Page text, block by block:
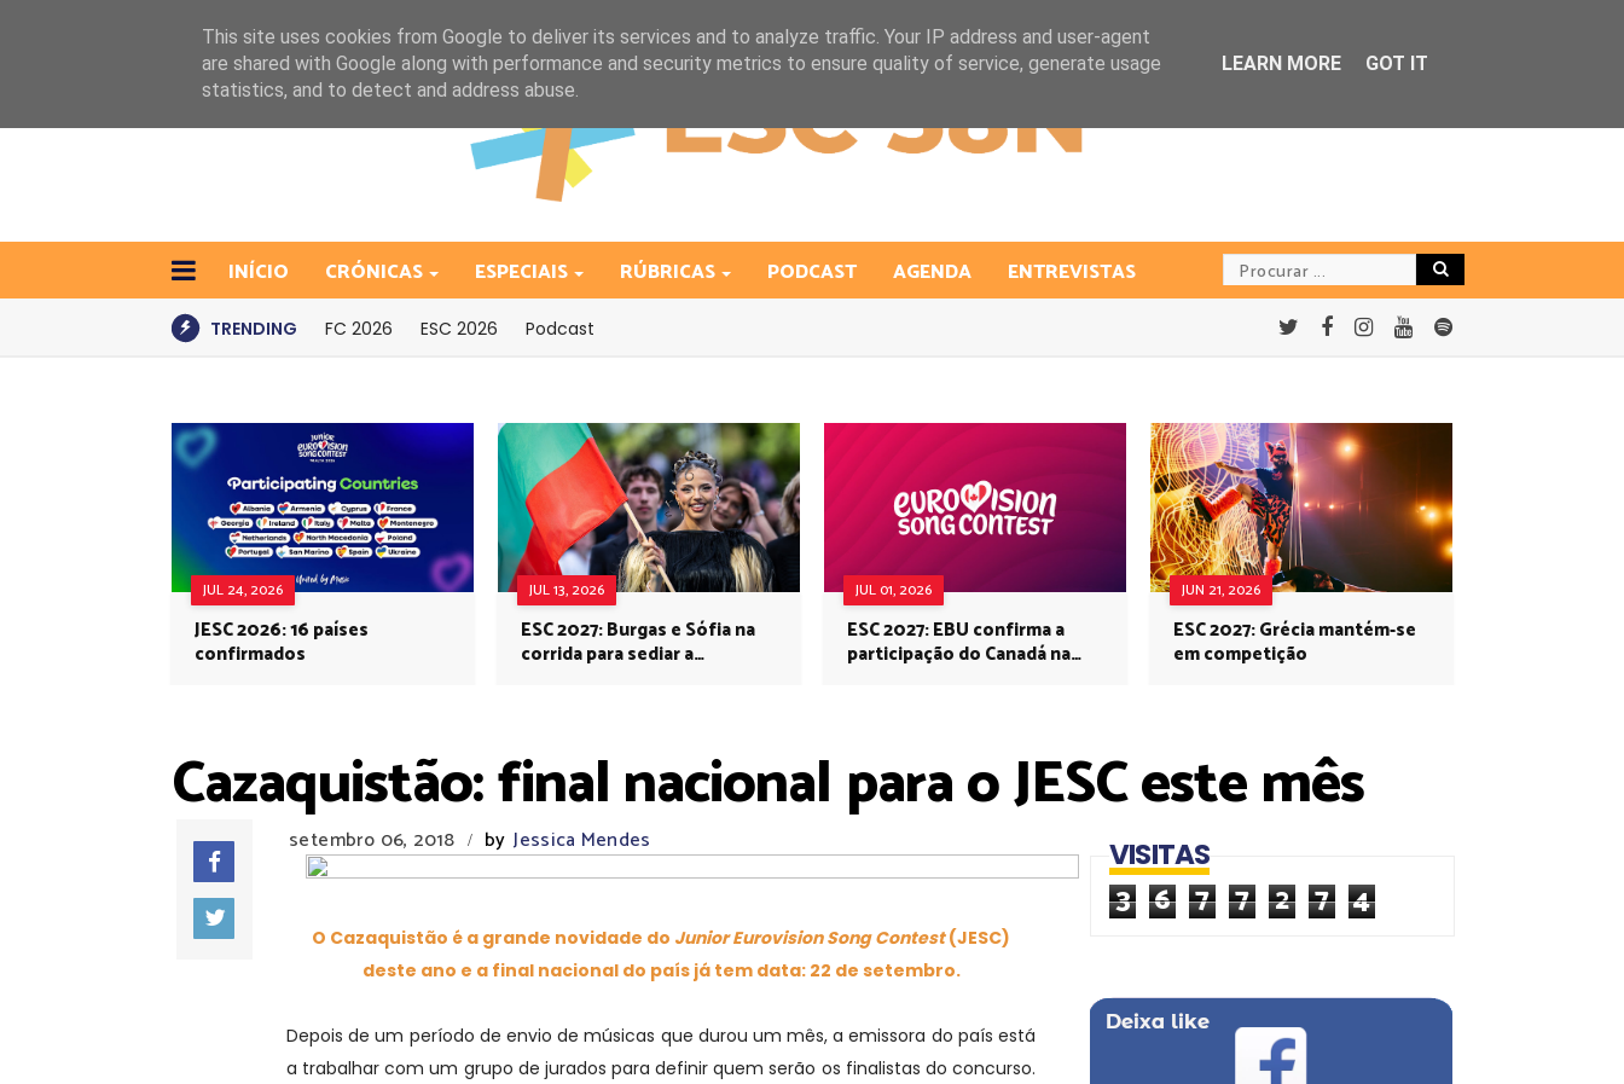
INÍCIO CRÓNICAS ESPECIAIS RÚBRICAS PODCAST AGENDA ENTREVISTAS
TRENDING FC 2026 ESC 2026 Podcast
JUL 24, 2026
JESC 2026: 16 países
confirmados
JUL 13, 2026
ESC 2027: Burgas e Sófia na
corrida para sediar a
JUL 01, 2026
ESC 2027: EBU confirma a
participação do Canadá na
JUN 21, 2026
ESC 2027: Grécia mantém-se
em competição
Cazaquistão: final nacional para o JESC este mês
setembro 06, 2018 / by Jessica Mendes
O Cazaquistão é a grande novidade do Junior Eurovision Song Contest(JESC)
deste ano e a final nacional do país já tem data: 22 de setembro.
Depois de um período de envio de músicas que durou um mês, a emissora do país está
a trabalhar com um grupo de jurados para definir quem serão os finalistas do concurso.
VISITAS
3 6 7 7 2 7 4
This site uses cookies from Google to deliver its services and to analyze traffic. Your IP address and user-agent
are shared with Google along with performance and security metrics to ensure quality of service, generate usage
statistics, and to detect and address abuse.
LEARN MORE GOT IT